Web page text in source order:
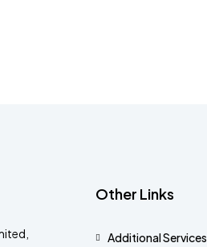
Other Links
Additional Services​